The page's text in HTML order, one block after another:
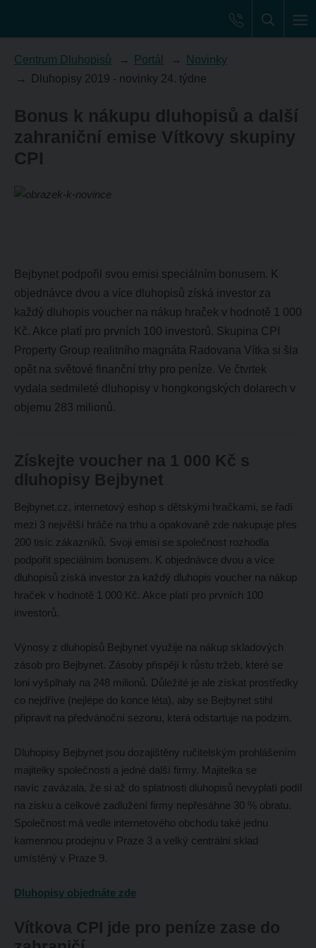
Centrum Dluhopisů Portál
Novinky
Dluhopisy 2019 - novinky 24. týdne
Bonus k nákupu dluhopisů a další
zahraniční emise Vítkovy skupiny
CPI
Bejbynet podpořil svou emisi speciálním bonusem. K
objednávce dvou a více dluhopisů získá investor za
každý dluhopis voucher na nákup hraček v hodnotě 1 000
Kč. Akce platí pro prvních 100 investorů. Skupina CPI
Property Group realitního magnáta Radovana Vítka si šla
opět na světové finanční trhy pro peníze. Ve čtvrtek
vydala sedmileté dluhopisy v hongkongských dolarech v
objemu 283 milionů.
Získejte voucher na 1 000 Kč s
dluhopisy Bejbynet
Bejbynet.cz, internetový eshop s dětskými hračkami, se řadí
mezi 3 největší hráče na trhu a opakovaně zde nakupuje přes
200 tisíc zákazníků. Svoji emisi se společnost rozhodla
podpořit speciálním bonusem. K objednávce dvou a více
dluhopisů získá investor za každý dluhopis voucher na nákup
hraček v hodnotě 1 000 Kč. Akce platí pro prvních 100
investorů.
Výnosy z dluhopisů Bejbynet využije na nákup skladových
zásob pro Bejbynet. Zásoby přispějí k růstu tržeb, které se
loni vyšplhaly na 248 milionů. Důležité je ale získat prostředky
co nejdříve (nejlépe do konce léta), aby se Bejbynet stihl
připravit na předvánoční sezonu, která odstartuje na podzim.
Dluhopisy Bejbynet jsou dozajištěny ručitelským prohlášením
majitelky společnosti a jedné další firmy. Majitelka se
navíc zavázala, že si až do splatnosti dluhopisů nevyplatí podíl
na zisku a celkové zadlužení firmy nepřesáhne 30 % obratu.
Společnost má vedle internetového obchodu také jednu
kamennou prodejnu v Praze 3 a velký centrální sklad
umístěný v Praze 9.
Dluhopisy objednáte zde
Vítkova CPI jde pro peníze zase do